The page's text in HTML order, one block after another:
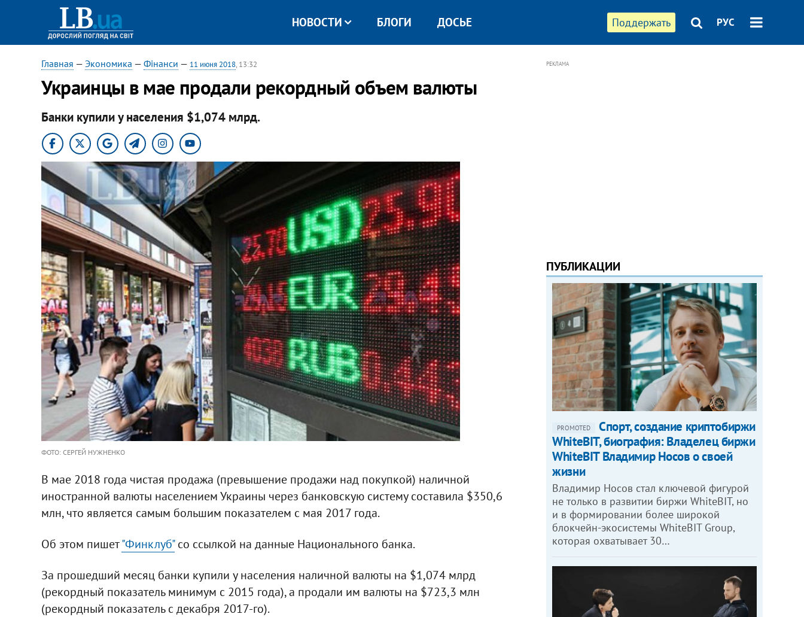
Поддержать РУС
НОВОСТИ БЛОГИ ДОСЬЕ
Главная — Экономика — Фінанси — 11 июня 2018, 13:32
​Украинцы в мае продали рекордный объем валюты
Банки купили у населения $1,074 млрд.
ФОТО: СЕРГЕЙ НУЖНЕНКО
В мае 2018 года чистая продажа (превышение продажи над покупкой) наличной
иностранной валюты населением Украины через банковскую систему составила $350,6
млн, что является самым большим показателем с мая 2017 года.
Об этом пишет"Финклуб"со ссылкой на данные Национального банка.
За прошедший месяц банки купили у населения наличной валюты на $1,074 млрд
(рекордный показатель минимум с 2015 года), а продали им валюты на $723,3 млн
(рекордный показатель с декабря 2017-го).
РЕКЛАМА
ПУБЛИКАЦИИ
PROMOTED
Спорт, создание криптобиржи
WhiteBIT, биография: Владелец биржи
WhiteBIT Владимир Носов о своей
жизни
Владимир Носов стал ключевой фигурой
не только в развитии биржи WhiteBIT, но
и в формировании более широкой
блокчейн-экосистемы WhiteBIT Group,
которая охватывает 30…